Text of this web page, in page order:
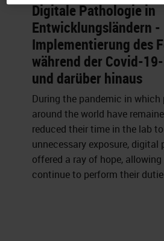
Digitale Pathologie in
Entwicklungsländern -
Implementierung des
während der Covid-
und darüber hinaus
During the pandemic in
around the world have
reduced their time in the lab
unnecessary exposure, digital
offered a ray of hope,
continue to perform their